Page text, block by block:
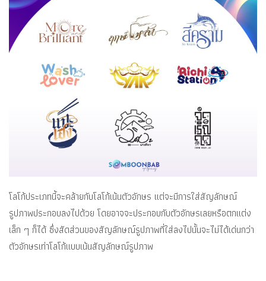
โลโก้ประเภทนี้จะคล้ายกับโลโก้เน้นตัวอักษร แต่จะมีการใส่สัญลักษณ์
รูปภาพประกอบลงไปด้วย โดยอาจจะประกอบกับตัวอักษรเลยหรือตกแต่ง
เล็ก ๆ ก็ได้ ซึ่งสัดส่วนของสัญลักษณ์รูปภาพที่ใส่ลงไปนั้นจะไม่ได้เด่นกว่า
ตัวอักษรเท่าโลโก้แบบเน้นสัญลักษณ์รูปภาพ